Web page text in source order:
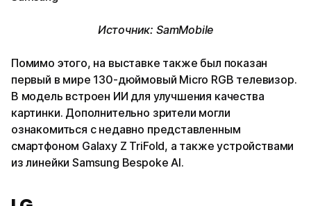
Источник: SamMobile
Помимо этого, на выставке также был показан
первый в мире 130-дюймовый Micro RGB телевизор.
В модель встроен ИИ для улучшения качества
картинки. Дополнительно зрители могли
ознакомиться с недавно представленным
смартфоном Galaxy Z TriFold, а также устройствами
из линейки Samsung Bespoke AI.